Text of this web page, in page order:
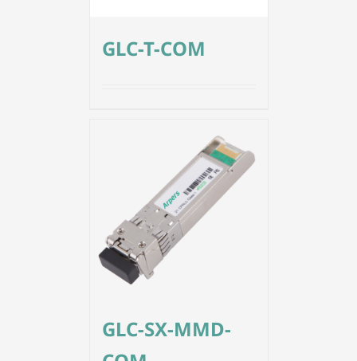
GLC-T-COM
GLC-SX-MMD-